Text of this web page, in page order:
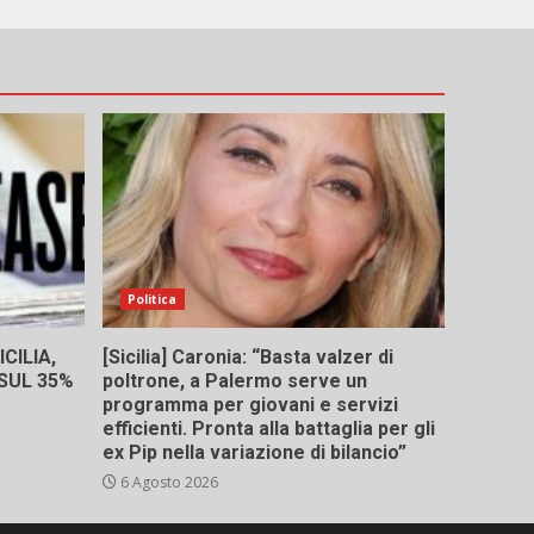
35%
Politica
[Sicilia] Caronia: “Basta valzer di
poltrone, a Palermo serve un
programma per giovani e servizi
efficienti. Pronta alla battaglia per gli
ex Pip nella variazione di bilancio”
6 Agosto 2026